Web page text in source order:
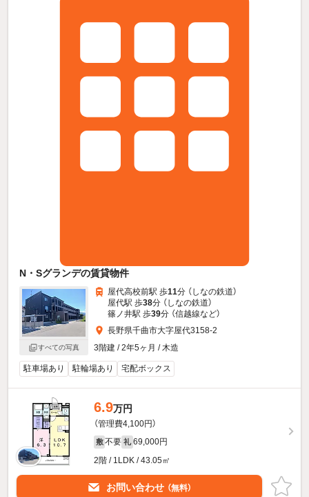
N・Sグランデの賃貸物件
すべての写真
屋代高校前駅 歩11分 （しなの鉄道）
屋代駅 歩38分 （しなの鉄道）
篠ノ井駅 歩39分 （信越線など）
長野県千曲市大字屋代3158-2
3階建 / 2年5ヶ月 / 木造
駐車場あり 駐輪場あり 宅配ボックス
6.9万円
（管理費4,100円）
敷 不要 礼 69,000円
2階 / 1LDK / 43.05㎡
お問い合わせ （無料）